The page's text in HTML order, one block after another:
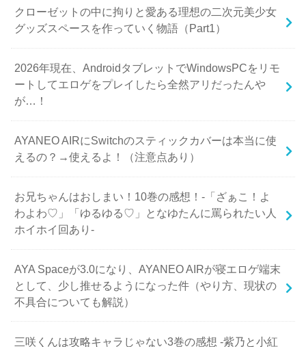
クローゼットの中に拘りと愛ある理想の二次元美少女
グッズスペースを作っていく物語（Part1）
2026年現在、AndroidタブレットでWindowsPCをリモ
ートしてエロゲをプレイしたら全然アリだったんや
が…！
AYANEO AIRにSwitchのスティックカバーは本当に使
えるの？→使えるよ！（注意点あり）
お兄ちゃんはおしまい！10巻の感想！-「ざぁこ！よ
わよわ♡」「ゆるゆる♡」となゆたんに罵られたい人
ホイホイ回あり-
AYA Spaceが3.0になり、AYANEO AIRが寝エロゲ端末
として、少し推せるようになった件（やり方、現状の
不具合についても解説）
三咲くんは攻略キャラじゃない3巻の感想 -紫乃と小紅